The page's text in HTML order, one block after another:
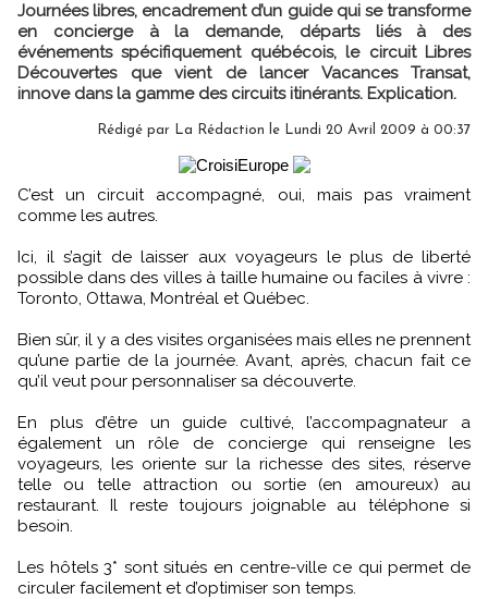
Journées libres, encadrement d’un guide qui se transforme
en concierge à la demande, départs liés à des
événements spécifiquement québécois, le circuit Libres
Découvertes que vient de lancer Vacances Transat,
innove dans la gamme des circuits itinérants. Explication.
Rédigé par La Rédaction le Lundi 20 Avril 2009 à 00:37
C’est un circuit accompagné, oui, mais pas vraiment
comme les autres.
Ici, il s’agit de laisser aux voyageurs le plus de liberté
possible dans des villes à taille humaine ou faciles à vivre :
Toronto, Ottawa, Montréal et Québec.
Bien sûr, il y a des visites organisées mais elles ne prennent
qu’une partie de la journée. Avant, après, chacun fait ce
qu’il veut pour personnaliser sa découverte.
En plus d’être un guide cultivé, l’accompagnateur a
également un rôle de concierge qui renseigne les
voyageurs, les oriente sur la richesse des sites, réserve
telle ou telle attraction ou sortie (en amoureux) au
restaurant. Il reste toujours joignable au téléphone si
besoin.
Les hôtels 3* sont situés en centre-ville ce qui permet de
circuler facilement et d’optimiser son temps.